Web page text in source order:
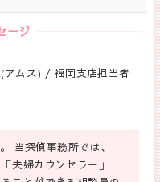
ージ
アムス) / 福岡支店担当者
当探偵事務所では、
夫婦カウンセラー」